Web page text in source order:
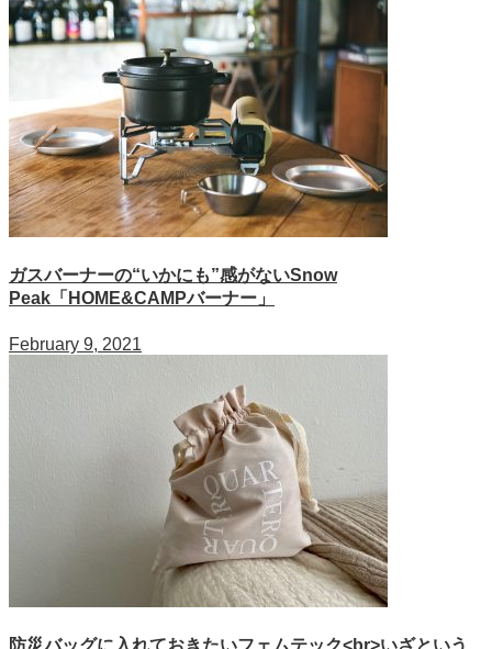
ガスバーナーの“いかにも”感がないSnow
Peak「HOME&CAMPバーナー」
February 9, 2021
防災バッグに入れておきたいフェムテック<br>いざという